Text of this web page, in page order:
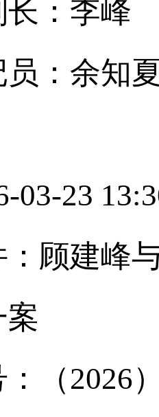
长：李峰
员：余知
03-23
：顾建峰
（2026